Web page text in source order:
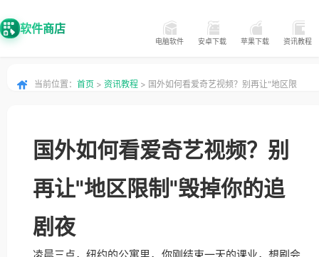
软件商店
电脑软件 安卓下载 苹果下载 资讯教程
当前位置： 首页 > 资讯教程 > 国外如何看爱奇艺视频？别再让"地区限
国外如何看爱奇艺视频？别
再让"地区限制"毁掉你的追
剧夜